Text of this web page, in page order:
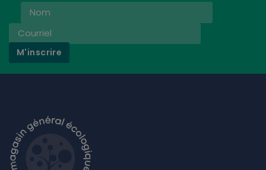
M'inscrire